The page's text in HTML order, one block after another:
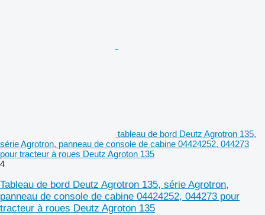
tableau de bord Deutz Agrotron 135,
série Agrotron, panneau de console de cabine 04424252, 044273
pour tracteur à roues Deutz Agroton 135
4
Tableau de bord Deutz Agrotron 135, série Agrotron,
panneau de console de cabine 04424252, 044273 pour
tracteur à roues Deutz Agroton 135